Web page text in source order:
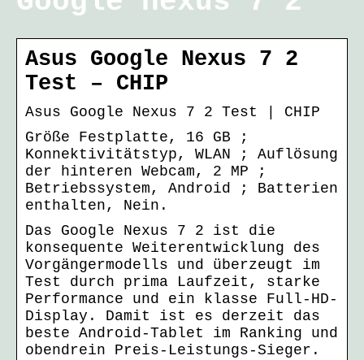
Asus Google Nexus 7 2
Test – CHIP
Asus Google Nexus 7 2 Test | CHIP
Größe Festplatte, ‎16 GB ;
Konnektivitätstyp, ‎WLAN ; Auflösung
der hinteren Webcam, ‎2 MP ;
Betriebssystem, ‎Android ; Batterien
enthalten, ‎Nein.
Das Google Nexus 7 2 ist die
konsequente Weiterentwicklung des
Vorgängermodells und überzeugt im
Test durch prima Laufzeit, starke
Performance und ein klasse Full-HD-
Display. Damit ist es derzeit das
beste Android-Tablet im Ranking und
obendrein Preis-Leistungs-Sieger.